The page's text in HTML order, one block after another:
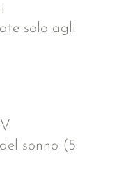
solo agli
sonno (5